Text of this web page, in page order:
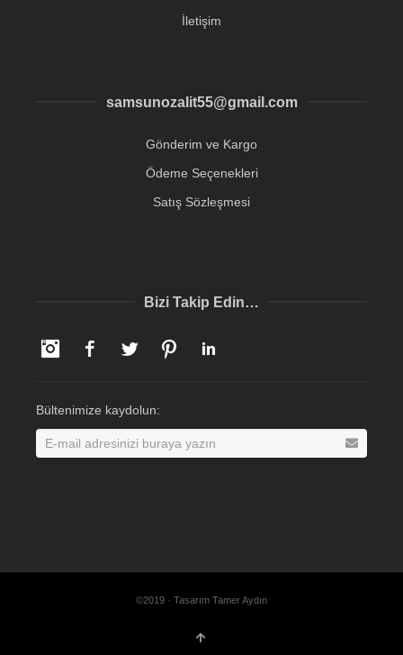
İletişim
samsunozalit55@gmail.com
Gönderim ve Kargo
Ödeme Seçenekleri
Satış Sözleşmesi
Bizi Takip Edin…
InstagramFacebookTwitter Pinterest
Bültenimize kaydolun:
©2019 · Tasarım Tamer Aydın